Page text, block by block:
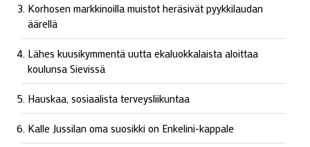
Korhosen markkinoilla muistot heräsivät pyykkilaudan
äärellä
Lähes kuusikymmentä uutta ekaluokkalaista aloittaa
koulunsa Sievissä
Hauskaa, sosiaalista terveysliikuntaa
Kalle Jussilan oma suosikki on Enkelini-kappale